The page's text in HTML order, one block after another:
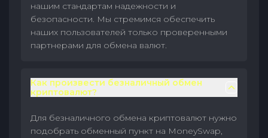
нашим стандартам надежности и
безопасности. Мы стремимся обеспечить
наших пользователей только проверенными
партнерами для обмена валют.
Как произвести безналичный обмен
криптовалют?
Для безналичного обмена криптовалют нужно
подобрать обменный пункт на MoneySwap,